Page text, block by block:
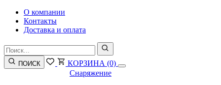
О компании
Контакты
Доставка и оплата
ПОИСК КОРЗИНА (0)
Снаряжение